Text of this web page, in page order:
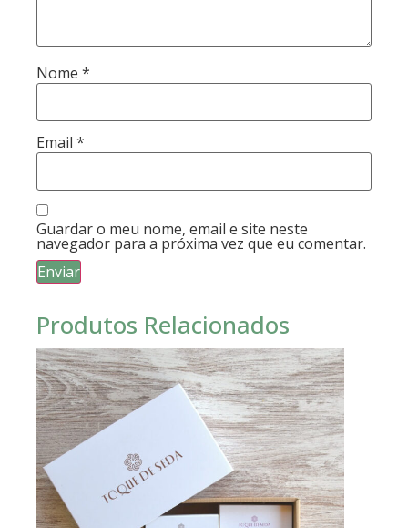
Nome *
Email *
Guardar o meu nome, email e site neste
navegador para a próxima vez que eu comentar.
Produtos Relacionados